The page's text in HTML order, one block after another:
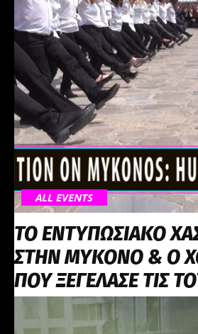
ALL EVENTS
ΤΟ ΕΝΤΥΠΩΣΙΑΚΟ
ΣΤΗΝ ΜΥΚΟΝΟ & Ο
ΠΟΥ ΞΕΓΕΛΑΣΕ ΤΙΣ